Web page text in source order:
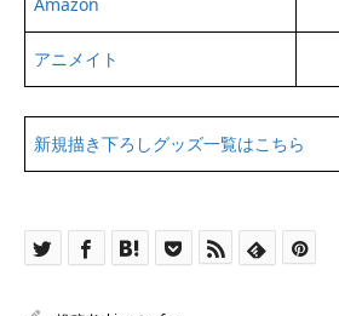
アニメイト
新規描き下ろしグッズ一覧はこちら